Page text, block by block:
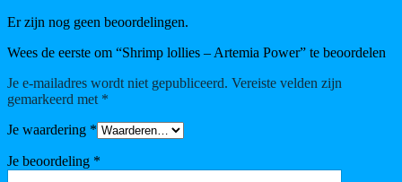
Er zijn nog geen beoordelingen.
Wees de eerste om “Shrimp lollies – Artemia Power” te beoordelen
Je e-mailadres wordt niet gepubliceerd. Vereiste velden zijn
gemarkeerd met *
Je waardering *
Je beoordeling *